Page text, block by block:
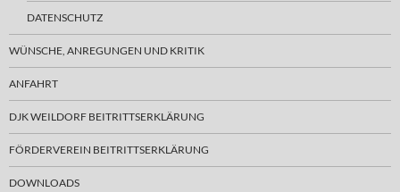
DATENSCHUTZ
WÜNSCHE, ANREGUNGEN UND KRITIK
ANFAHRT
DJK WEILDORF BEITRITTSERKLÄRUNG
FÖRDERVEREIN BEITRITTSERKLÄRUNG
DOWNLOADS